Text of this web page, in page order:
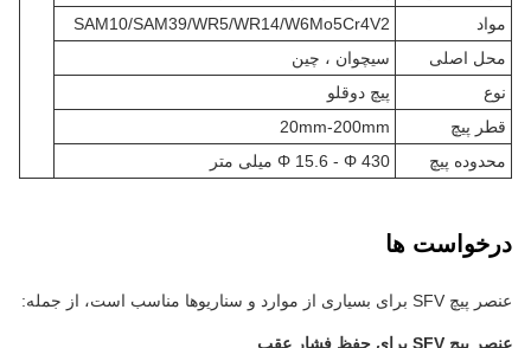
مواد
SAM10/SAM39/WR5/WR14/W6Mo5Cr4V2
محل اصلی
سيچوان ، چين
نوع
پیچ دوقلو
قطر پیچ
20mm-200mm
محدوده پیچ
Φ 15.6 - Φ 430 میلی متر
درخواست ها
عنصر پیچ SFV برای بسیاری از موارد و سناریوها مناسب است، از جمله:
عنصر پیچ SFV برای حفظ فشار عقب